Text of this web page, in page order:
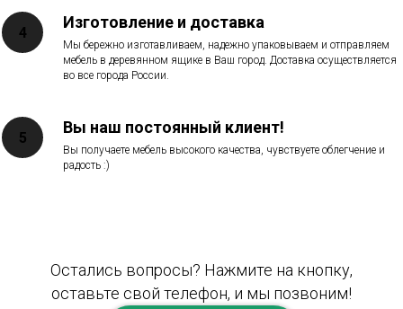
Изготовление и доставка
Мы бережно изготавливаем, надежно упаковываем и отправляем
мебель в деревянном ящике в Ваш город. Доставка осуществляется
во все города России.
Вы наш постоянный клиент!
Вы получаете мебель высокого качества, чувствуете облегчение и
радость :)
Остались вопросы? Нажмите на кнопку,
оставьте свой телефон, и мы позвоним!